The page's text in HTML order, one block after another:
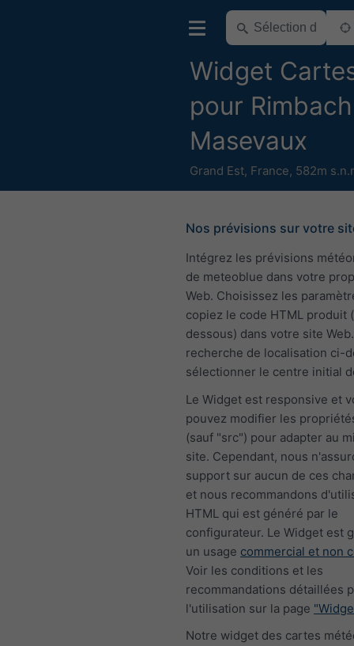
Widget
pour
Masevaux
Grand Est, France, 582m
Nos prévisions sur votre
Intégrez les prévisions
de meteoblue dans votre
Web. Choisissez les
copiez le code HTML produit
dessous) dans votre site
recherche de localisation ci-
sélectionner le centre initial
Le Widget est responsive et
pouvez modifier les
(sauf "src") pour adapter au
site. Cependant, nous
support sur aucun de ces
et nous recommandons
HTML qui est généré par le
configurateur. Le Widget est
un usage commercial et non
Voir les conditions et les
recommandations détaillées
l'utilisation sur la page
Notre widget des cartes